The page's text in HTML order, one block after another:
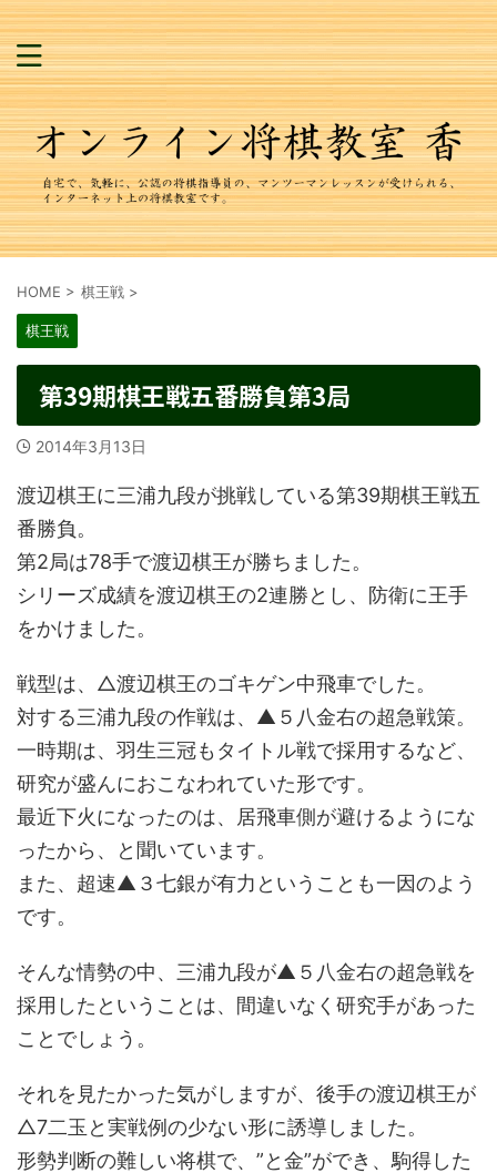
HOME > 棋王戦 >
棋王戦
第39期棋王戦五番勝負第3局
2014年3月13日
渡辺棋王に三浦九段が挑戦している第39期棋王戦五
番勝負。
第2局は78手で渡辺棋王が勝ちました。
シリーズ成績を渡辺棋王の2連勝とし、防衛に王手
をかけました。
戦型は、△渡辺棋王のゴキゲン中飛車でした。
対する三浦九段の作戦は、▲５八金右の超急戦策。
一時期は、羽生三冠もタイトル戦で採用するなど、
研究が盛んにおこなわれていた形です。
最近下火になったのは、居飛車側が避けるようにな
ったから、と聞いています。
また、超速▲３七銀が有力ということも一因のよう
です。
そんな情勢の中、三浦九段が▲５八金右の超急戦を
採用したということは、間違いなく研究手があった
ことでしょう。
それを見たかった気がしますが、後手の渡辺棋王が
△7二玉と実戦例の少ない形に誘導しました。
形勢判断の難しい将棋で、”と金”ができ、駒得した